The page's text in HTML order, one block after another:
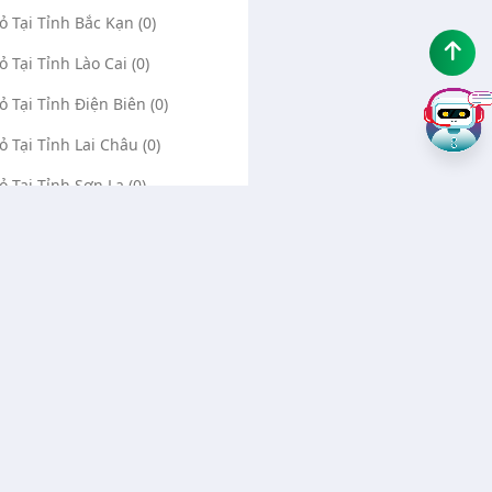
Tại Tỉnh Bắc Kạn (0)
Tại Tỉnh Lào Cai (0)
Tại Tỉnh Điện Biên (0)
Tại Tỉnh Lai Châu (0)
Tại Tỉnh Sơn La (0)